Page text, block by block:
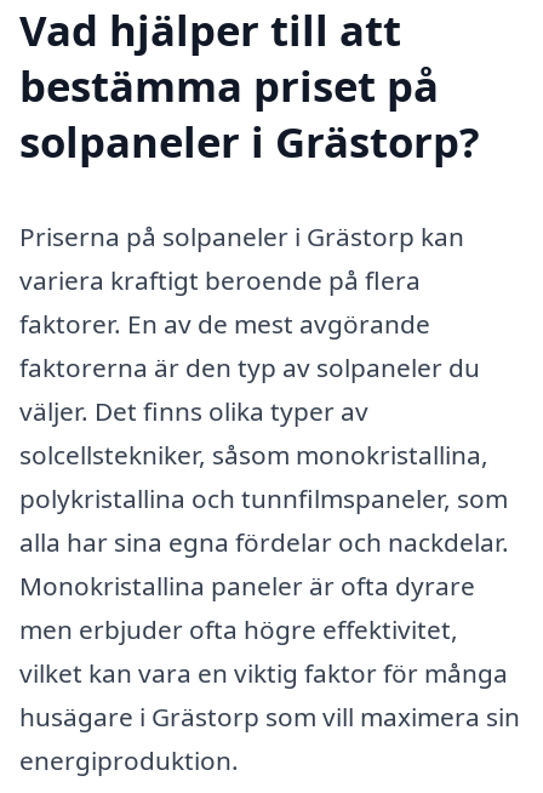
Vad hjälper till att
bestämma priset på
solpaneler i Grästorp?
Priserna på solpaneler i Grästorp kan
variera kraftigt beroende på flera
faktorer. En av de mest avgörande
faktorerna är den typ av solpaneler du
väljer. Det finns olika typer av
solcellstekniker, såsom monokristallina,
polykristallina och tunnfilmspaneler, som
alla har sina egna fördelar och nackdelar.
Monokristallina paneler är ofta dyrare
men erbjuder ofta högre effektivitet,
vilket kan vara en viktig faktor för många
husägare i Grästorp som vill maximera sin
energiproduktion.